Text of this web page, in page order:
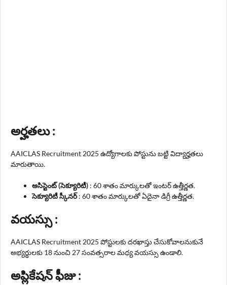
అర్హతలు :
AAICLAS Recruitment 2025 ఉద్యోగాలకు పోస్టును బట్టి విద్యార్హతలు
మారుతాయి.
అసిస్టెంట్ (సెక్యూరిటీ) : 60 శాతం మార్కులతో ఇంటర్ ఉత్తీర్ణత.
సెక్యూరిటీ స్కీనర్: 60 శాతం మార్కులతో ఏదైనా డిగ్రీ ఉత్తీర్ణత.
వయస్సు :
AAICLAS Recruitment 2025 పోస్టులకు దరఖాస్తు చేసుకోవాలనుకునే
అభ్యర్థులకు 18 నుంచి 27 సంవత్సరాల మధ్య వయస్సు ఉండాలి.
అప్లికేషన్ ఫీజు :